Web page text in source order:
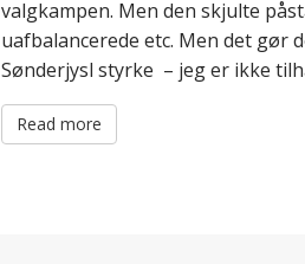
valgkampen. Men den skjulte
uafbalancerede etc. Men det
Sønderjysl styrke – jeg er ikke
Read more